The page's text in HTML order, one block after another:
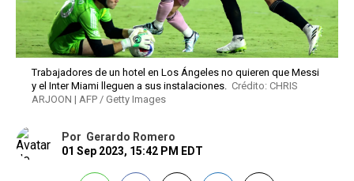
Trabajadores de un hotel en Los Ángeles no quieren que Messi
y el Inter Miami lleguen a sus instalaciones. Crédito: CHRIS
ARJOON | AFP / Getty Images
Por Gerardo Romero
01 Sep 2023, 15:42 PM EDT